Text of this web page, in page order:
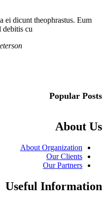
ei dicunt theophrastus. Eum
debitis cu
Popular Posts
About Us
About Organization
Our Clients
Our Partners
Useful Information